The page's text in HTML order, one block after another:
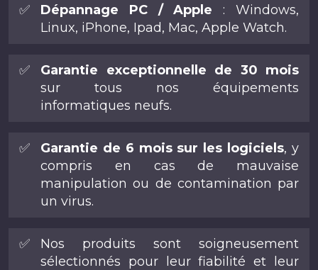
✅ Dépannage PC / Apple : Windows,
Linux, iPhone, Ipad, Mac, Apple Watch.
✅
Garantie exceptionnelle de 30 mois
sur tous nos équipements
informatiques neufs.
✅ Garantie de 6 mois sur les logiciels, y
compris en cas de mauvaise
manipulation ou de contamination par
un virus.
✅
Nos produits sont soigneusement
sélectionnés pour leur fiabilité et leur